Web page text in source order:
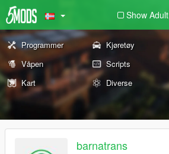
Show Adult
Programmer Kjøretøy
Våpen
Scripts
Kart
Diverse
barnatrans